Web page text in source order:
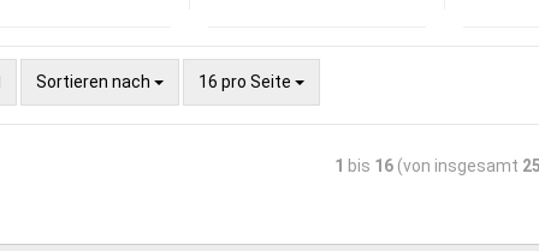
Sortieren nach 16 pro Seite
1 bis 16(von insgesamt